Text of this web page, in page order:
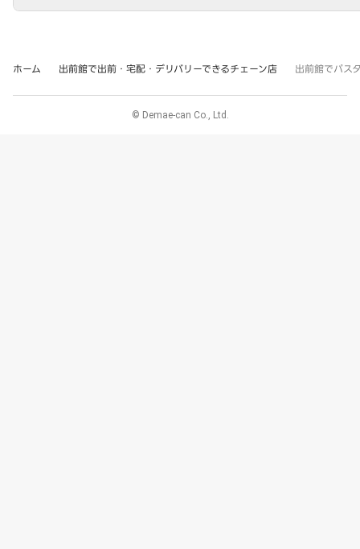
ホーム 出前館で出前・宅配・デリバリーできるチェーン店 出前館でパス
© Demae-can Co., Ltd.